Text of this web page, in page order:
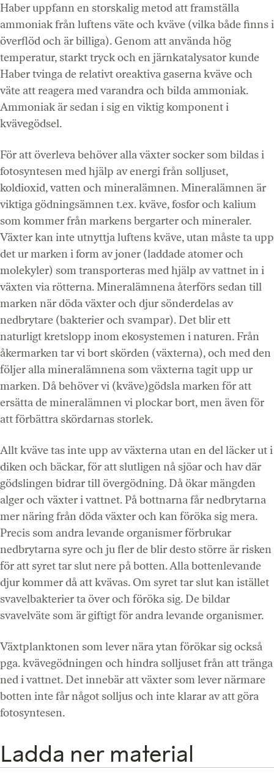
Haber uppfann en storskalig metod att framställa
ammoniak från luftens väte och kväve (vilka både finns i
överflöd och är billiga). Genom att använda hög
temperatur, starkt tryck och en järnkatalysator kunde
Haber tvinga de relativt oreaktiva gaserna kväve och
väte att reagera med varandra och bilda ammoniak.
Ammoniak är sedan i sig en viktig komponent i
kvävegödsel.
För att överleva behöver alla växter socker som bildas i
fotosyntesen med hjälp av energi från solljuset,
koldioxid, vatten och mineralämnen. Mineralämnen är
viktiga gödningsämnen t.ex. kväve, fosfor och kalium
som kommer från markens bergarter och mineraler.
Växter kan inte utnyttja luftens kväve, utan måste ta upp
det ur marken i form av joner (laddade atomer och
molekyler) som transporteras med hjälp av vattnet in i
växten via rötterna. Mineralämnena återförs sedan till
marken när döda växter och djur sönderdelas av
nedbrytare (bakterier och svampar). Det blir ett
naturligt kretslopp inom ekosystemen i naturen. Från
åkermarken tar vi bort skörden (växterna), och med den
följer alla mineralämnena som växterna tagit upp ur
marken. Då behöver vi (kväve)gödsla marken för att
ersätta de mineralämnen vi plockar bort, men även för
att förbättra skördarnas storlek.
Allt kväve tas inte upp av växterna utan en del läcker ut i
diken och bäckar, för att slutligen nå sjöar och hav där
gödslingen bidrar till övergödning. Då ökar mängden
alger och växter i vattnet. På bottnarna får nedbrytarna
mer näring från döda växter och kan föröka sig mera.
Precis som andra levande organismer förbrukar
nedbrytarna syre och ju fler de blir desto större är risken
för att syret tar slut nere på botten. Alla bottenlevande
djur kommer då att kvävas. Om syret tar slut kan istället
svavelbakterier ta över och föröka sig. De bildar
svavelväte som är giftigt för andra levande organismer.
Växtplanktonen som lever nära ytan förökar sig också
pga. kvävegödningen och hindra solljuset från att tränga
ned i vattnet. Det innebär att växter som lever närmare
botten inte får något solljus och inte klarar av att göra
fotosyntesen.
Ladda ner material